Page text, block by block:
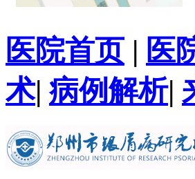
医院首页| 医
术| 病例解析|